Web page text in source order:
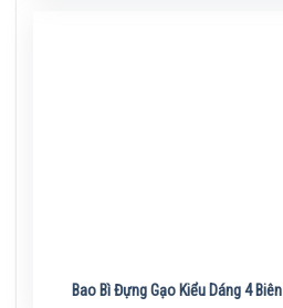
Bao Bì Đựng Gạo Kiểu Dáng 4 Biên